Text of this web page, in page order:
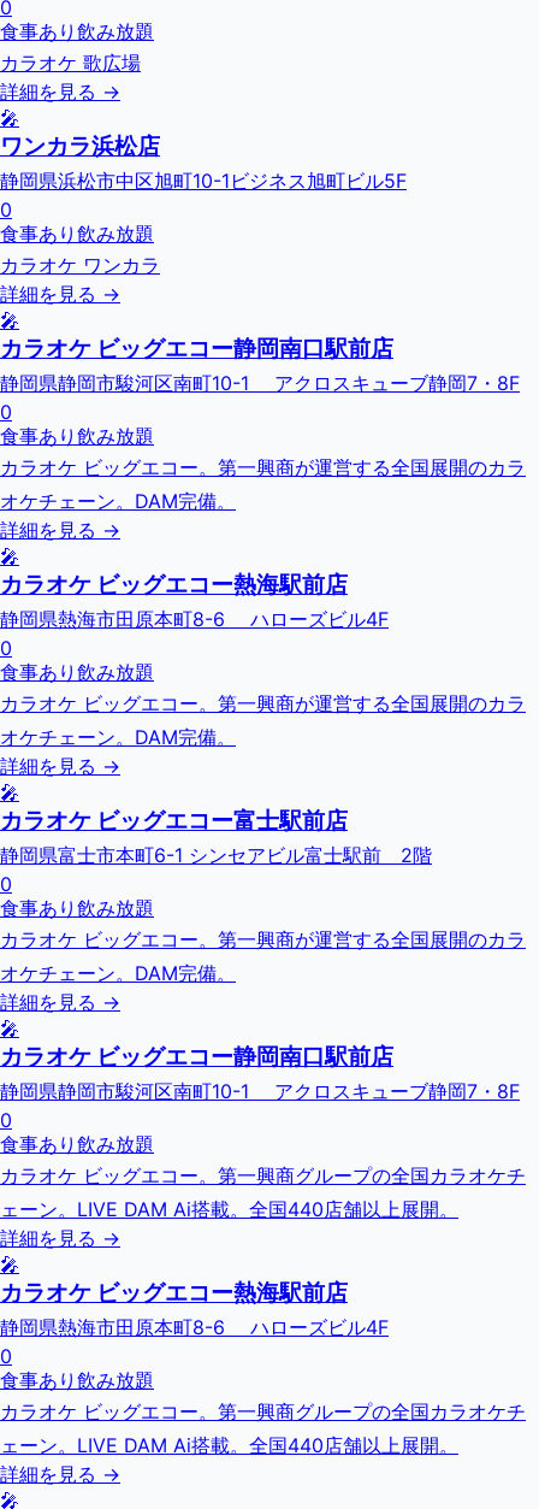
0
食事あり 飲み放題
カラオケ 歌広場
詳細を見る →
🎤
ワンカラ浜松店
静岡県浜松市中区旭町10-1ビジネス旭町ビル5F
0
食事あり 飲み放題
カラオケ ワンカラ
詳細を見る →
🎤
カラオケ ビッグエコー静岡南口駅前店
静岡県静岡市駿河区南町10-1 アクロスキューブ静岡7・8F
0
食事あり 飲み放題
カラオケ ビッグエコー。第一興商が運営する全国展開のカラ
オケチェーン。DAM完備。
詳細を見る →
🎤
カラオケ ビッグエコー熱海駅前店
静岡県熱海市田原本町8-6 ハローズビル4F
0
食事あり 飲み放題
カラオケ ビッグエコー。第一興商が運営する全国展開のカラ
オケチェーン。DAM完備。
詳細を見る →
🎤
カラオケ ビッグエコー富士駅前店
静岡県富士市本町6-1 シンセアビル富士駅前 2階
0
食事あり 飲み放題
カラオケ ビッグエコー。第一興商が運営する全国展開のカラ
オケチェーン。DAM完備。
詳細を見る →
🎤
カラオケ ビッグエコー静岡南口駅前店
静岡県静岡市駿河区南町10-1 アクロスキューブ静岡7・8F
0
食事あり 飲み放題
カラオケ ビッグエコー。第一興商グループの全国カラオケチ
ェーン。LIVE DAM Ai搭載。全国440店舗以上展開。
詳細を見る →
🎤
カラオケ ビッグエコー熱海駅前店
静岡県熱海市田原本町8-6 ハローズビル4F
0
食事あり 飲み放題
カラオケ ビッグエコー。第一興商グループの全国カラオケチ
ェーン。LIVE DAM Ai搭載。全国440店舗以上展開。
詳細を見る →
🎤